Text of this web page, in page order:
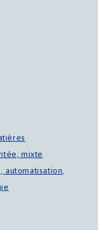
mixte
automatisation,